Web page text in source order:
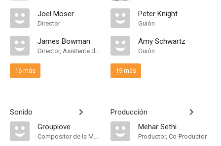
Joel Moser
Director
James Bowman
Director, Asistente de Dirección
16 más
Sonido
Grouplove
Compositor de la Música Original
Peter Knight
Guión
Amy Schwartz
Guión
19 más
Producción
Mehar Sethi
Productor, Co-Productor